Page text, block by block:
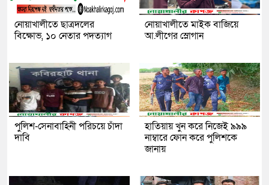
নোয়াখালীতে ছাত্রদলের
বিক্ষোভ, ১০ নেতার পদত্যাগ
নোয়াখালীতে মাইক বাজিয়ে
আ.লীগের স্লোগান
পুলিশ-সেনাবাহিনী পরিচয়ে চাঁদা
দাবি
হাতিয়ায় খুন করে নিজেই ৯৯৯
নাম্বারে ফোন করে পুলিশকে
জানায়